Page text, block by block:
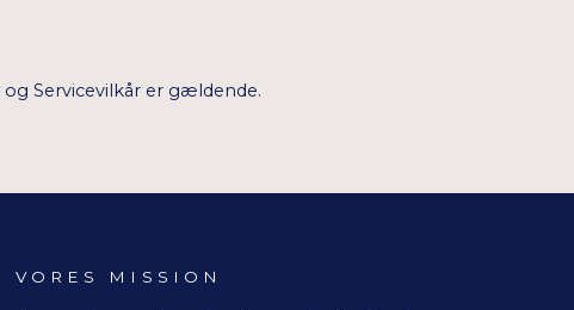
og Servicevilkår er gældende.
VORES MISSION